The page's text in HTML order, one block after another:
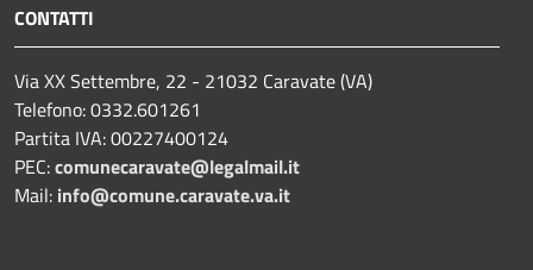
CONTATTI
Via XX Settembre, 22 - 21032 Caravate (VA)
Telefono: 0332.601261
Partita IVA: 00227400124
PEC:comunecaravate@legalmail.it
Mail: info@comune.caravate.va.it